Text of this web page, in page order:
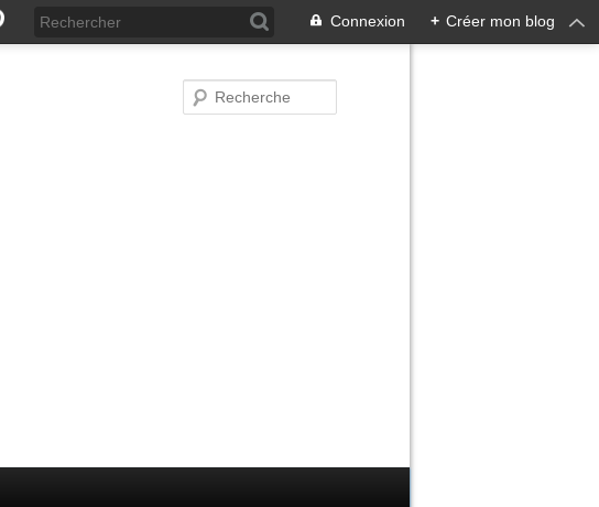
Connexion + Créer mon blog